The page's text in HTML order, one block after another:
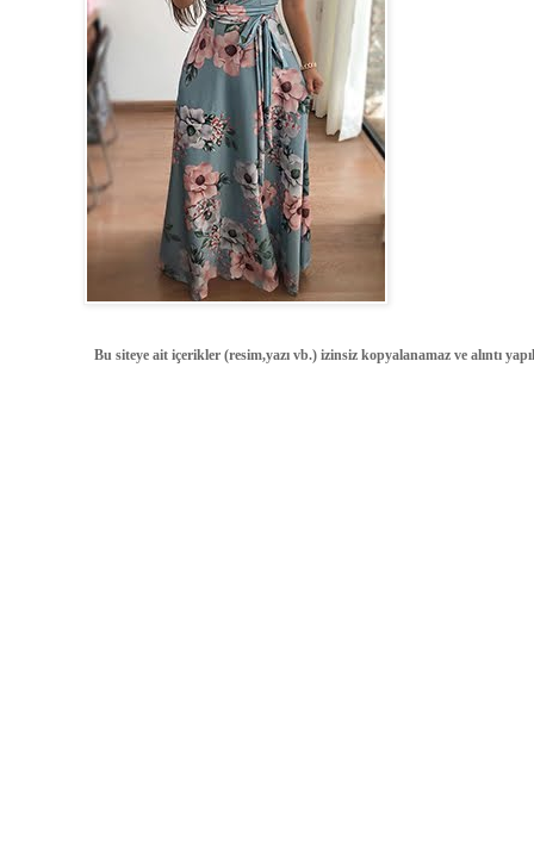
Bu siteye ait içerikler (resim,yazı vb.) izinsiz kopyalanamaz ve alıntı